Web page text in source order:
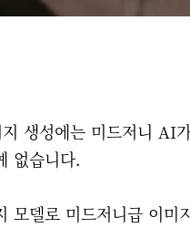
생성에는 미드저니 AI
없습니다.
모델로 미드저니급 이미